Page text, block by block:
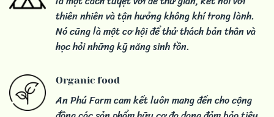
thiên nhiên và tận hưởng không khí trong lành.
Nó cũng là một cơ hội để thử thách bản thân và
học hỏi những kỹ năng sinh tồn.
Organic food
An Phú Farm cam kết luôn mang đến cho cộng